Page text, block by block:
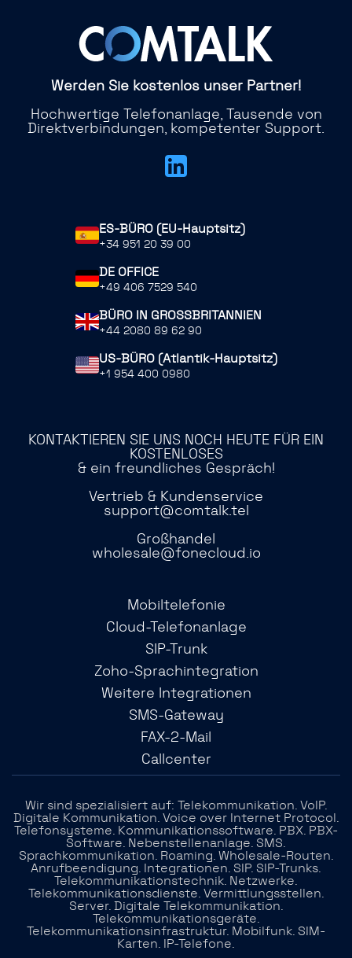
Werden Sie kostenlos unser Partner!
Hochwertige Telefonanlage, Tausende von
Direktverbindungen, kompetenter Support.
ES-BÜRO (EU-Hauptsitz)
+34 951 20 39 00
DE OFFICE
+49 406 7529 540
BÜRO IN GROSSBRITANNIEN
+44 2080 89 62 90
US-BÜRO (Atlantik-Hauptsitz)
+1 954 400 0980
KONTAKTIEREN SIE UNS NOCH HEUTE FÜR EIN
KOSTENLOSES
& ein freundliches Gespräch!
Vertrieb & Kundenservice
support@comtalk.tel
Großhandel
wholesale@fonecloud.io
Mobiltelefonie
Cloud-Telefonanlage
SIP-Trunk
Zoho-Sprachintegration
Weitere Integrationen
SMS-Gateway
FAX-2-Mail
Callcenter
Wir sind spezialisiert auf: Telekommunikation. VoIP.
Digitale Kommunikation. Voice over Internet Protocol.
Telefonsysteme. Kommunikationssoftware. PBX. PBX-
Software. Nebenstellenanlage. SMS.
Sprachkommunikation. Roaming. Wholesale-Routen.
Anrufbeendigung. Integrationen. SIP. SIP-Trunks.
Telekommunikationstechnik. Netzwerke.
Telekommunikationsdienste. Vermittlungsstellen.
Server. Digitale Telekommunikation.
Telekommunikationsgeräte.
Telekommunikationsinfrastruktur. Mobilfunk. SIM-
Karten. IP-Telefone.